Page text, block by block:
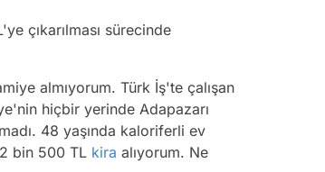
çıkarılması sürecinde
almıyorum. Türk İş'te çalışan
hiçbir yerinde Adapazarı
48 yaşında kaloriferli ev
bin 500 TL kira alıyorum. Ne